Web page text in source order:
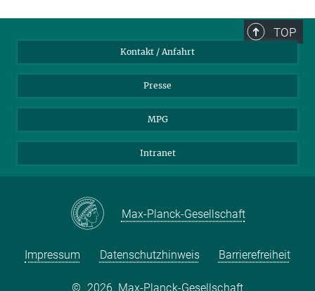
TOP
Kontakt / Anfahrt
Presse
MPG
Intranet
Max-Planck-Gesellschaft
Impressum Datenschutzhinweis Barrierefreiheit
© 2026, Max-Planck-Gesellschaft